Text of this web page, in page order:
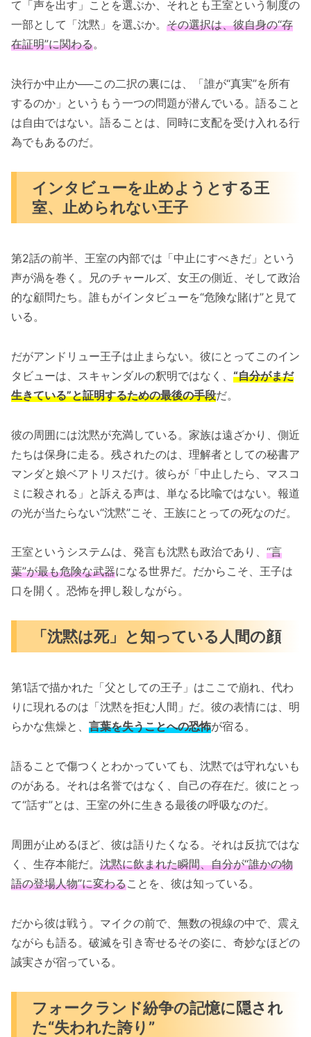
て「声を出す」ことを選ぶか、それとも王室という制度の
一部として「沈黙」を選ぶか。 その選択は、彼自身の“存
在証明”に関わる。
決行か中止か──この二択の裏には、「誰が“真実”を所有
するのか」というもう一つの問題が潜んでいる。語ること
は自由ではない。語ることは、同時に支配を受け入れる行
為でもあるのだ。
インタビューを止めようとする王
室、止められない王子
第2話の前半、王室の内部では「中止にすべきだ」という
声が渦を巻く。兄のチャールズ、女王の側近、そして政治
的な顧問たち。誰もがインタビューを“危険な賭け”と見て
いる。
だがアンドリュー王子は止まらない。彼にとってこのイン
タビューは、スキャンダルの釈明ではなく、 “自分がまだ
生きている”と証明するための最後の手段だ。
彼の周囲には沈黙が充満している。家族は遠ざかり、側近
たちは保身に走る。残されたのは、理解者としての秘書ア
マンダと娘ベアトリスだけ。彼らが「中止したら、マスコ
ミに殺される」と訴える声は、単なる比喩ではない。報道
の光が当たらない“沈黙”こそ、王族にとっての死なのだ。
王室というシステムは、発言も沈黙も政治であり、 “言
葉”が最も危険な武器になる世界だ。だからこそ、王子は
口を開く。恐怖を押し殺しながら。
「沈黙は死」と知っている人間の顔
第1話で描かれた「父としての王子」はここで崩れ、代わ
りに現れるのは「沈黙を拒む人間」だ。彼の表情には、明
らかな焦燥と、 言葉を失うことへの恐怖が宿る。
語ることで傷つくとわかっていても、沈黙では守れないも
のがある。それは名誉ではなく、自己の存在だ。彼にとっ
て“話す”とは、王室の外に生きる最後の呼吸なのだ。
周囲が止めるほど、彼は語りたくなる。それは反抗ではな
く、生存本能だ。 沈黙に飲まれた瞬間、自分が“誰かの物
語の登場人物”に変わることを、彼は知っている。
だから彼は戦う。マイクの前で、無数の視線の中で、震え
ながらも語る。破滅を引き寄せるその姿に、奇妙なほどの
誠実さが宿っている。
フォークランド紛争の記憶に隠され
た“失われた誇り”